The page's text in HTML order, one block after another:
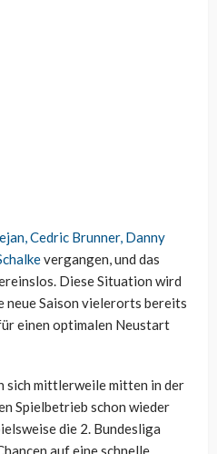
Cedric Brunner, Danny
vergangen, und das
Diese Situation wird
neue Saison vielerorts bereits
einen optimalen Neustart
sich mittlerweile mitten in der
Spielbetrieb schon wieder
die 2. Bundesliga
auf eine schnelle